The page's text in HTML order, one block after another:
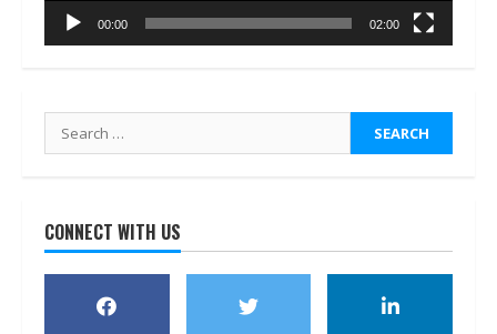
00:00 02:00
Search
for:
CONNECT WITH US